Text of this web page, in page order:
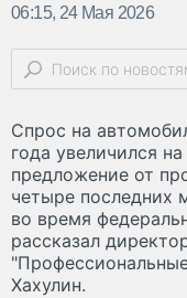
06:15, 24 Мая 2026
Спрос на
года увеличился
предложение от
четыре последних
во время
рассказал
Хахулин.